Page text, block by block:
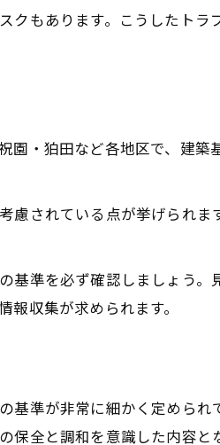
クもあります。こうしたトラ
園・狛田など各地区で、建築
慮されている点が挙げられま
準を必ず確認しましょう。
収集が求められます。
基準が非常に細かく定められ
全と調和を意識した内容と